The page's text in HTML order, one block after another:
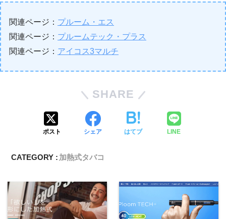
関連ページ： プルーム・エス
関連ページ： プルームテック・プラス
関連ページ： アイコス3マルチ
SHARE
ポスト シェア はてブ LINE
CATEGORY : 加熱式タバコ